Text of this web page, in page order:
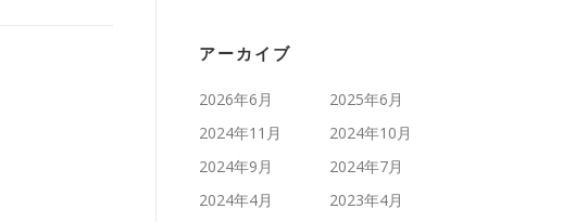
アーカイブ
2026年6月
2025年6月
2024年11月
2024年10月
2024年9月
2024年7月
2024年4月
2023年4月